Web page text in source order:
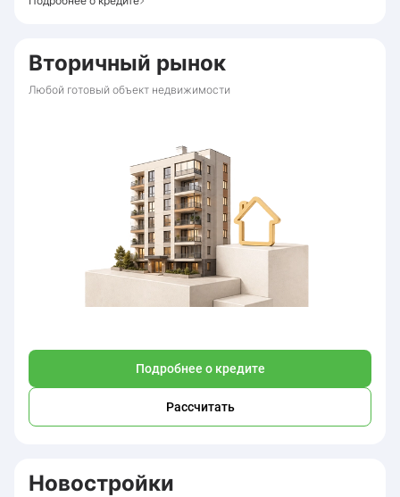
Вторичный рынок
Любой готовый объект недвижимости
Подробнее о кредите
Рассчитать
Новостройки